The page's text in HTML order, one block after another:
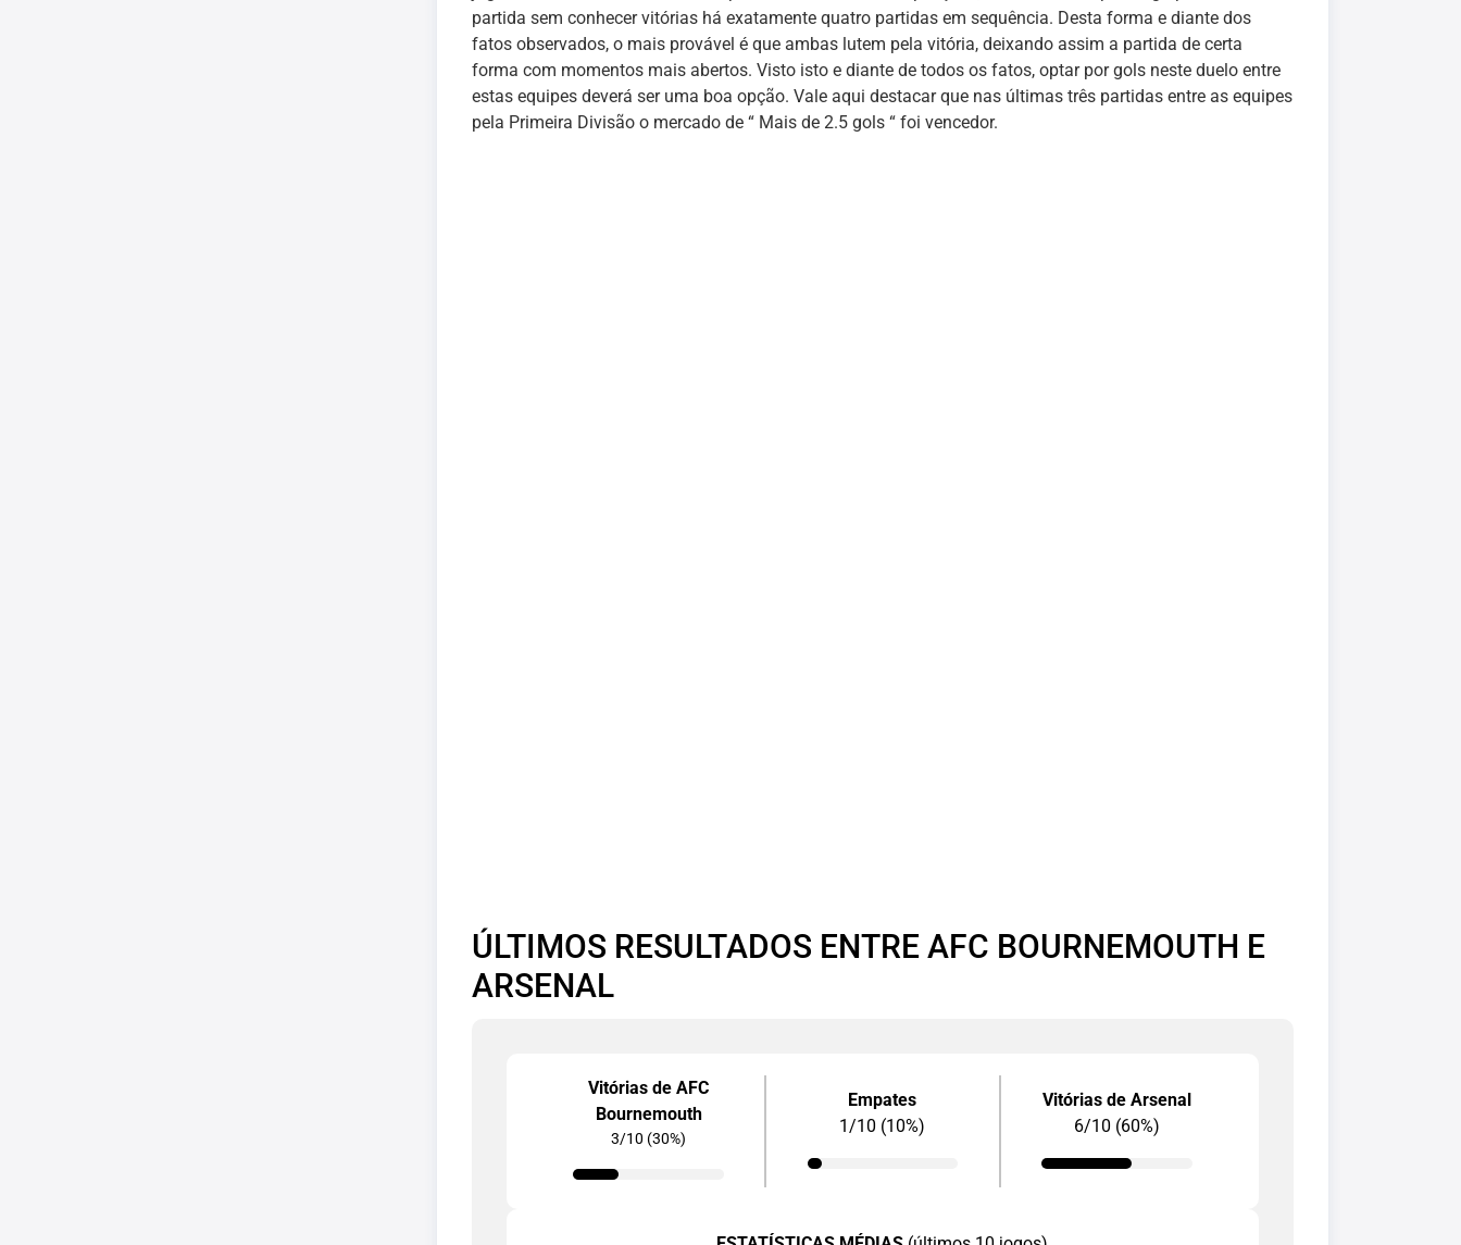
partida sem conhecer vitórias há exatamente quatro partidas em sequência. Desta forma e diante dos
fatos observados, o mais provável é que ambas lutem pela vitória, deixando assim a partida de certa
forma com momentos mais abertos. Visto isto e diante de todos os fatos, optar por gols neste duelo entre
estas equipes deverá ser uma boa opção. Vale aqui destacar que nas últimas três partidas entre as equipes
pela Primeira Divisão o mercado de “ Mais de 2.5 gols “ foi vencedor.
ÚLTIMOS RESULTADOS ENTRE AFC BOURNEMOUTH E
ARSENAL
Vitórias de AFC
Bournemouth
3/10 (30%)
Empates
1/10 (10%)
Vitórias de Arsenal
6/10 (60%)